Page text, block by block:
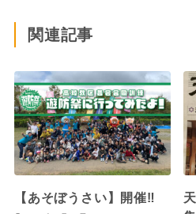
関連記事
【あそぼうさい】開催‼